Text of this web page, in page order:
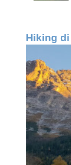
Hiking